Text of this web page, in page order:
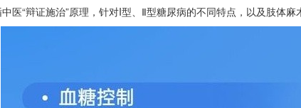
医“辩证施治”原理，针对I型、Ⅱ型糖尿病的不同特点，以及肢体